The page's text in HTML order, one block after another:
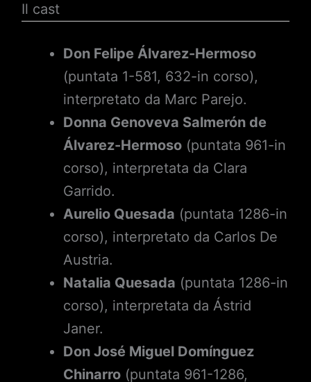
Il cast
Don Felipe Álvarez-Hermoso
(puntata 1-581, 632-in corso),
interpretato da Marc Parejo.
Donna Genoveva Salmerón de
Álvarez-Hermoso(puntata 961-in
corso), interpretata da Clara
Garrido.
Aurelio Quesada (puntata 1286-in
corso), interpretato da Carlos De
Austria.
Natalia Quesada (puntata 1286-in
corso), interpretata da Ástrid
Janer.
Don José Miguel Domínguez
Chinarro(puntata 961-1286,